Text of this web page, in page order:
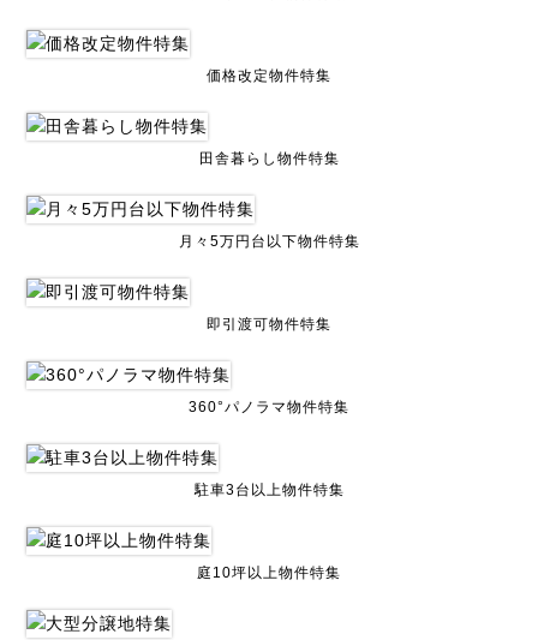
価格改定物件特集
田舎暮らし物件特集
月々5万円台以下物件特集
即引渡可物件特集
360°パノラマ物件特集
駐車3台以上物件特集
庭10坪以上物件特集